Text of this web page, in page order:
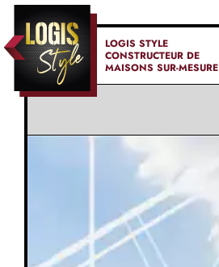
LOGIS STYLE
CONSTRUCTEUR DE
MAISONS SUR-MESURE